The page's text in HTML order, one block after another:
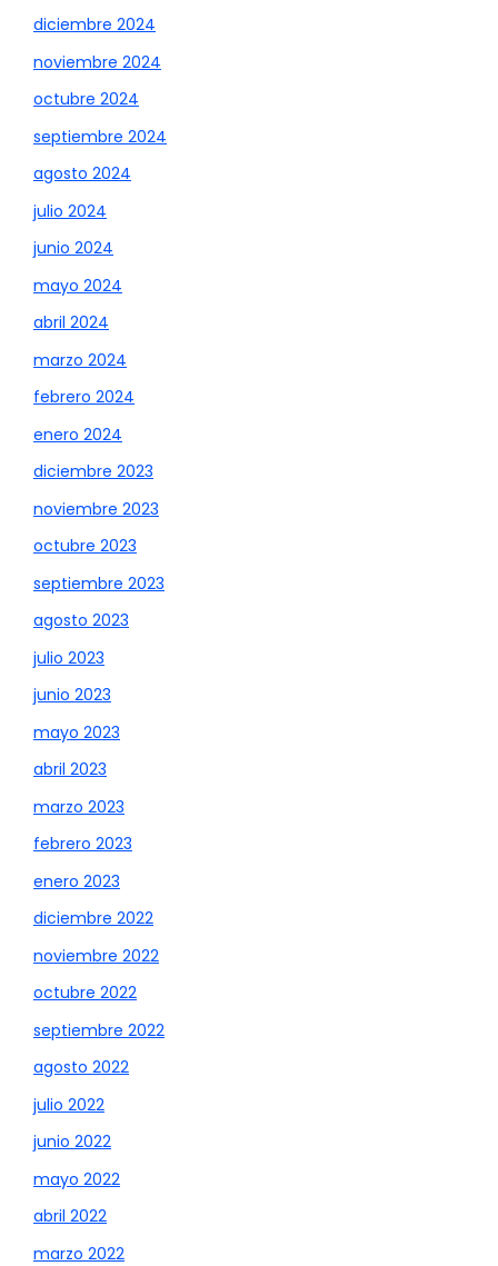
diciembre 2024
noviembre 2024
octubre 2024
septiembre 2024
agosto 2024
julio 2024
junio 2024
mayo 2024
abril 2024
marzo 2024
febrero 2024
enero 2024
diciembre 2023
noviembre 2023
octubre 2023
septiembre 2023
agosto 2023
julio 2023
junio 2023
mayo 2023
abril 2023
marzo 2023
febrero 2023
enero 2023
diciembre 2022
noviembre 2022
octubre 2022
septiembre 2022
agosto 2022
julio 2022
junio 2022
mayo 2022
abril 2022
marzo 2022